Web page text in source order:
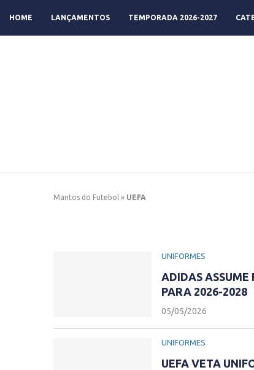
HOME LANÇAMENTOS TEMPORADA 2026-2027
Mantos do Futebol » UEFA
UNIFORMES
ADIDAS ASSUME
PARA 2026-2028
05/05/2026
UNIFORMES
UEFA VETA